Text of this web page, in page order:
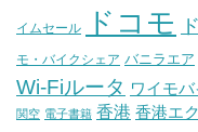
イムセール ドコモ
モ・バイクシェア バニラエア
Wi-Fiルータ ワイモ
関空 電子書籍 香港 香港エ